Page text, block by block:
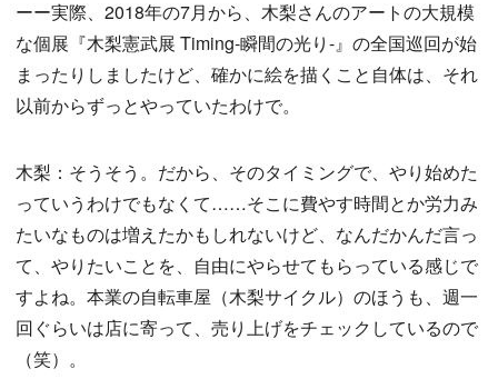
ーー実際、2018年の7月から、木梨さんのアートの大規模
な個展『木梨憲武展 Timing-瞬間の光り-』の全国巡回が始
まったりしましたけど、確かに絵を描くこと自体は、それ
以前からずっとやっていたわけで。
木梨：そうそう。だから、そのタイミングで、やり始めた
っていうわけでもなくて……そこに費やす時間とか労力み
たいなものは増えたかもしれないけど、なんだかんだ言っ
て、やりたいことを、自由にやらせてもらっている感じで
すよね。本業の自転車屋（木梨サイクル）のほうも、週一
回ぐらいは店に寄って、売り上げをチェックしているので
（笑）。